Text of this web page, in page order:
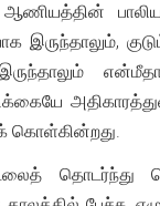
ஆணியத்தின்
இருந்தாலும்,
கொள்கின்றது.
தொடர்ந்து